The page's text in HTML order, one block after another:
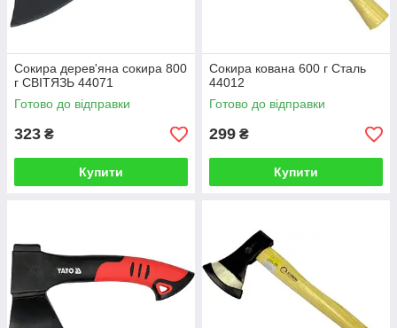
Сокира дерев'яна сокира 800
г СВІТЯЗЬ 44071
Готово до відправки
323 ₴
Купити
Сокира кована 600 г Сталь
44012
Готово до відправки
299 ₴
Купити